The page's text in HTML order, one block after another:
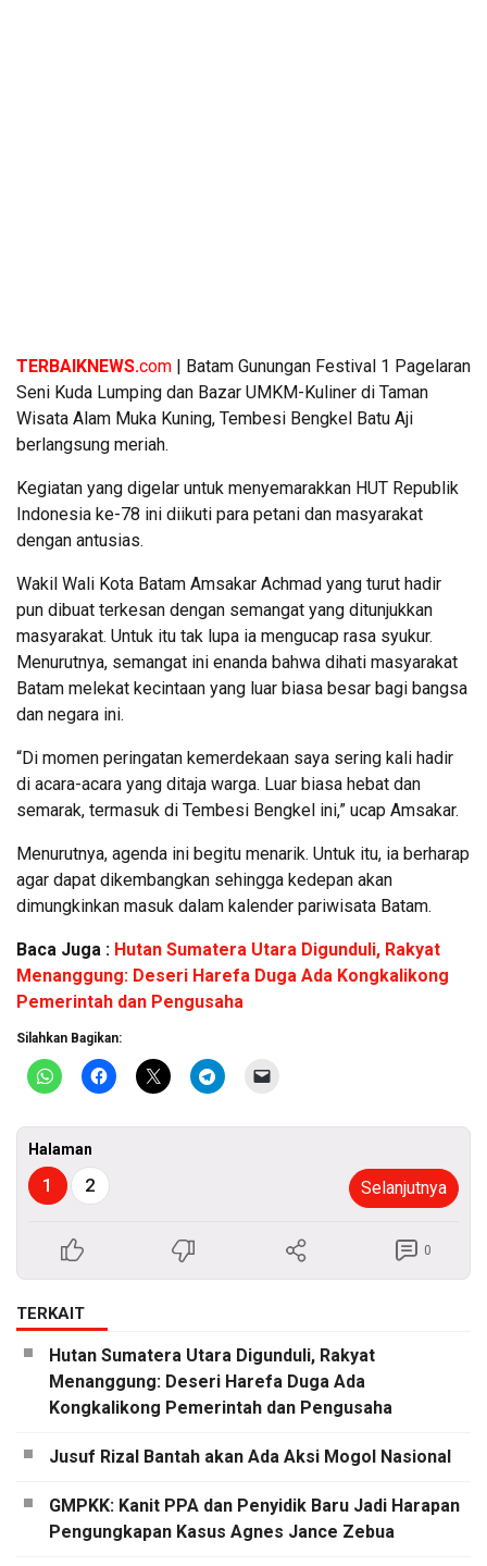
TERBAIKNEWS.com | Batam Gunungan Festival 1 Pagelaran
Seni Kuda Lumping dan Bazar UMKM-Kuliner di Taman
Wisata Alam Muka Kuning, Tembesi Bengkel Batu Aji
berlangsung meriah.
Kegiatan yang digelar untuk menyemarakkan HUT Republik
Indonesia ke-78 ini diikuti para petani dan masyarakat
dengan antusias.
Wakil Wali Kota Batam Amsakar Achmad yang turut hadir
pun dibuat terkesan dengan semangat yang ditunjukkan
masyarakat. Untuk itu tak lupa ia mengucap rasa syukur.
Menurutnya, semangat ini enanda bahwa dihati masyarakat
Batam melekat kecintaan yang luar biasa besar bagi bangsa
dan negara ini.
“Di momen peringatan kemerdekaan saya sering kali hadir
di acara-acara yang ditaja warga. Luar biasa hebat dan
semarak, termasuk di Tembesi Bengkel ini,” ucap Amsakar.
Menurutnya, agenda ini begitu menarik. Untuk itu, ia berharap
agar dapat dikembangkan sehingga kedepan akan
dimungkinkan masuk dalam kalender pariwisata Batam.
Baca Juga : Hutan Sumatera Utara Digunduli, Rakyat
Menanggung: Deseri Harefa Duga Ada Kongkalikong
Pemerintah dan Pengusaha
Silahkan Bagikan:
Halaman
1 2 Selanjutnya
0
TERKAIT
Hutan Sumatera Utara Digunduli, Rakyat
Menanggung: Deseri Harefa Duga Ada
Kongkalikong Pemerintah dan Pengusaha
Jusuf Rizal Bantah akan Ada Aksi Mogol Nasional
GMPKK: Kanit PPA dan Penyidik Baru Jadi Harapan
Pengungkapan Kasus Agnes Jance Zebua